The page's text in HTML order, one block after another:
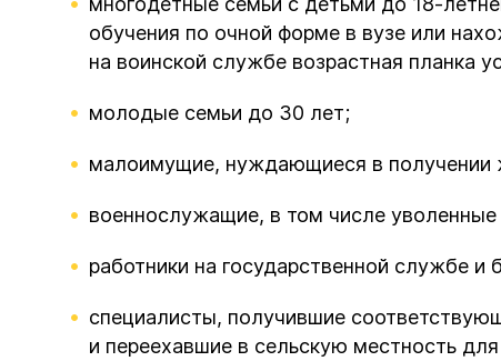
обучения по очной форме в вузе или
на воинской службе возрастная планка
молодые семьи до 30 лет;
малоимущие, нуждающиеся в получении
военнослужащие, в том числе уволенные
работники на государственной службе и
специалисты, получившие
и переехавшие в сельскую местность